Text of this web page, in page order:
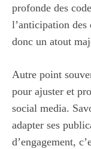
profonde des
l’anticipation
donc un atout
Autre point
pour ajuster et
social media.
adapter ses
d’engagement,